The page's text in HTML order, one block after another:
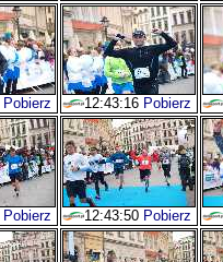
Pobierz 12:43:16 Pobierz
Pobierz 12:43:50 Pobierz